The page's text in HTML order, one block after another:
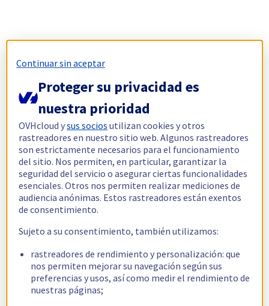
Continuar sin aceptar
Proteger su privacidad es
nuestra prioridad
OVHcloud ysus socios utilizan cookies y otros
rastreadores en nuestro sitio web. Algunos rastreadores
son estrictamente necesarios para el funcionamiento
del sitio. Nos permiten, en particular, garantizar la
seguridad del servicio o asegurar ciertas funcionalidades
esenciales. Otros nos permiten realizar mediciones de
audiencia anónimas. Estos rastreadores están exentos
de consentimiento.
Sujeto a su consentimiento, también utilizamos:
rastreadores de rendimiento y personalización: que
nos permiten mejorar su navegación según sus
preferencias y usos, así como medir el rendimiento de
nuestras páginas;